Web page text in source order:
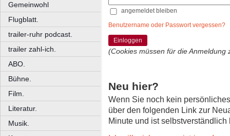
Gemeinwohl
Flugblatt.
trailer-ruhr podcast.
trailer zahl-ich.
ABO.
Bühne.
Film.
Literatur.
Musik.
angemeldet bleiben
Benutzername oder Passwort vergessen?
Einloggen
(Cookies müssen für die Anmeldung
Neu hier?
Wenn Sie noch kein
über den folgenden Link zur
Minute und ist selbstverständlich